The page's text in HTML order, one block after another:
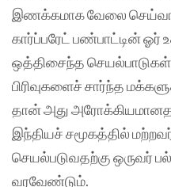
இணக்கமாக வேலை
கார்ப்பரேட் பண்பாட்டின்
ஒத்திசைந்த
பிரிவுகளைச் சார்ந்த
தான் அது
இந்தியச் சமூகத்தில்
செயல்படுவதற்கு ஒருவர்
வரவேண்டும்.